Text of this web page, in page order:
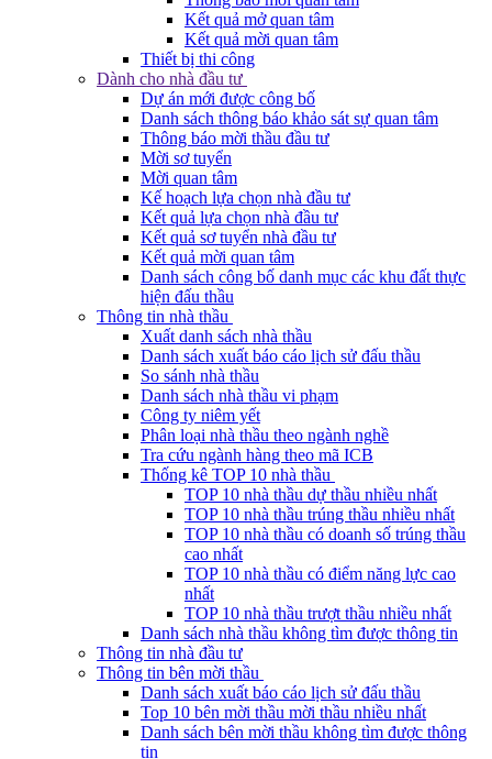
Kết quả mở quan tâm
Kết quả mời quan tâm
Thiết bị thi công
Dành cho nhà đầu tư
Dự án mới được công bố
Danh sách thông báo khảo sát sự quan tâm
Thông báo mời thầu đầu tư
Mời sơ tuyển
Mời quan tâm
Kế hoạch lựa chọn nhà đầu tư
Kết quả lựa chọn nhà đầu tư
Kết quả sơ tuyển nhà đầu tư
Kết quả mời quan tâm
Danh sách công bố danh mục các khu đất thực
hiện đấu thầu
Thông tin nhà thầu
Xuất danh sách nhà thầu
Danh sách xuất báo cáo lịch sử đấu thầu
So sánh nhà thầu
Danh sách nhà thầu vi phạm
Công ty niêm yết
Phân loại nhà thầu theo ngành nghề
Tra cứu ngành hàng theo mã ICB
Thống kê TOP 10 nhà thầu
TOP 10 nhà thầu dự thầu nhiều nhất
TOP 10 nhà thầu trúng thầu nhiều nhất
TOP 10 nhà thầu có doanh số trúng thầu
cao nhất
TOP 10 nhà thầu có điểm năng lực cao
nhất
TOP 10 nhà thầu trượt thầu nhiều nhất
Danh sách nhà thầu không tìm được thông tin
Thông tin nhà đầu tư
Thông tin bên mời thầu
Danh sách xuất báo cáo lịch sử đấu thầu
Top 10 bên mời thầu mời thầu nhiều nhất
Danh sách bên mời thầu không tìm được thông
tin